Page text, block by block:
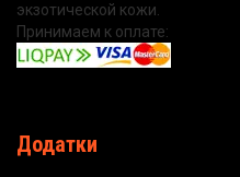
экзотической кожи.
Принимаем к оплате:
Додатки